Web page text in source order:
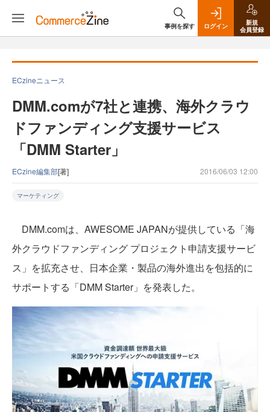
事例を探す ログイン
新規
会員登録
ECzineニュース
DMM.comが7社と連携、海外クラウ
ドファンディング支援サービス
「DMM Starter」
ECzine編集部[著] 2016/06/03 12:00
マーケティング
DMM.comは、AWESOME JAPANが提供している「海
外クラウドファンディング プロジェクト申請支援サービ
ス」を拡充させ、日本企業・製品の海外進出を包括的に
サポートする「DMM Starter」を発表した。